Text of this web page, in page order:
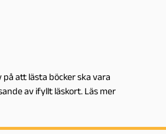
att lästa böcker ska vara
av ifyllt läskort. Läs mer